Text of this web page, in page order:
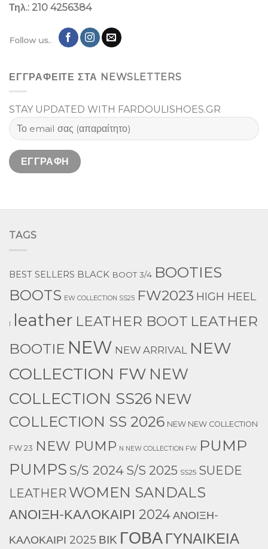
Τηλ.: 210 4256384
Follow us..
ΕΓΓΡΑΦΕΙΤΕ ΣΤΑ NEWSLETTERS
STAY UPDATED WITH FARDOULISHOES.GR
TAGS
BEST SELLERS BLACK BOOT 3/4 BOOTIES
BOOTS EW COLLECTION SS25 FW2023 HIGH HEEL
l leather LEATHER BOOT LEATHER
BOOTIE NEW NEW ARRIVAL
NEW
COLLECTION FW NEW
COLLECTION SS26 NEW
COLLECTION SS 2026 NEW NEW COLLECTION
FW 23 NEW PUMP N NEW COLLECTION FW PUMP
PUMPS S/S 2024 S/S 2025 SS25 SUEDE
LEATHER WOMEN SANDALS
ΑΝΟΙΞΗ-ΚΑΛΟΚΑΙΡΙ 2024ΑΝΟΙΞΗ-
ΚΑΛΟΚΑΙΡΙ 2025 ΒΙΚ ΓΟΒΑ ΓΥΝΑΙΚΕΙΑ